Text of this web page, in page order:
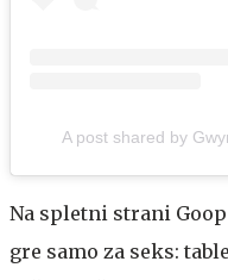
A post shared by
Na spletni strani
gre samo za seks: